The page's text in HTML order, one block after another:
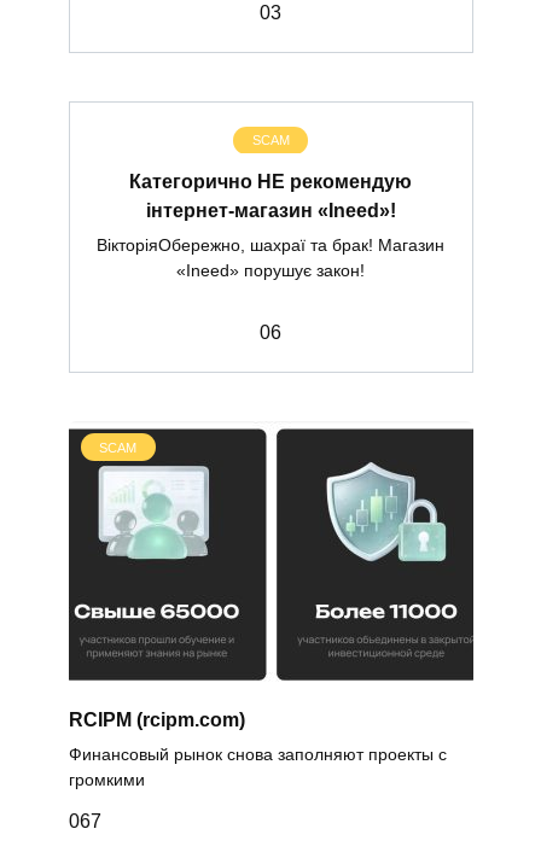
03
SCAM
Категорично НЕ рекомендую
інтернет-магазин «Ineed»!
ВікторіяОбережно, шахраї та брак! Магазин
«Ineed» порушує закон!
06
SCAM
RCIPM (rcipm.com)
Финансовый рынок снова заполняют проекты с
громкими
067